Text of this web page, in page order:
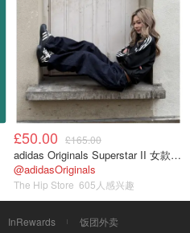
£50.00 £165.00
adidas Originals Superstar II 女款串珠休闲鞋 黑色
@adidasOriginals
The Hip Store 605人感兴趣
InRewards 饭团外卖